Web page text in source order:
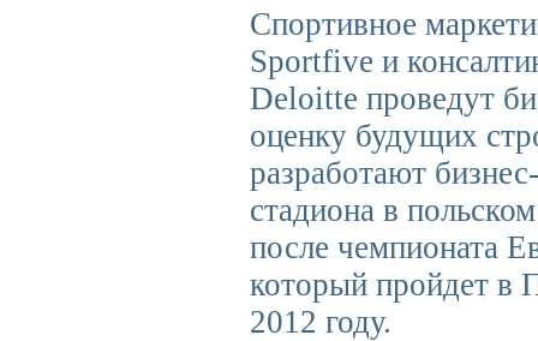
Спортивное
Sportfive и
Deloitte проведут
оценку будущих
разработают
стадиона в
после чемпионата
который пройдет в
2012 году.